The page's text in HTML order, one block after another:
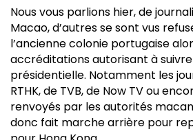
Nous vous parlions hier, de
Macao, d’autres se sont vus
l’ancienne colonie portugaise
accréditations autorisant à
présidentielle. Notamment les
RTHK, de TVB, de Now TV ou
renvoyés par les autorités
donc fait marche arrière pour